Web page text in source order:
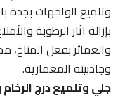
وتلميع الواجهات بجدة
بإزالة آثار الرطوبة
والعمائر بفعل المناخ،
وجاذبيته المعمارية.
جلي وتلميع درج الرخام